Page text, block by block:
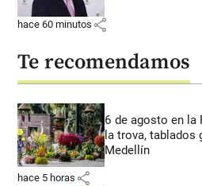
hace 60 minutos share
Te recomendamos
6 de agosto en la
la trova, tablados
Medellín
hace 5 horas share